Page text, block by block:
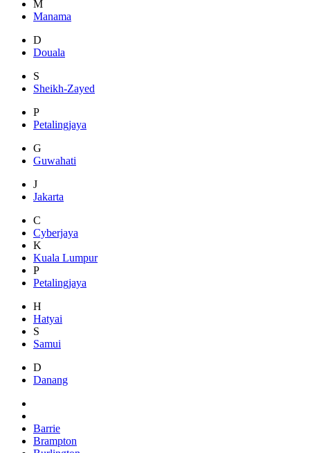
M
Manama
D
Douala
S
Sheikh-Zayed
P
Petalingjaya
G
Guwahati
J
Jakarta
C
Cyberjaya
K
Kuala Lumpur
P
Petalingjaya
H
Hatyai
S
Samui
D
Danang
Barrie
Brampton